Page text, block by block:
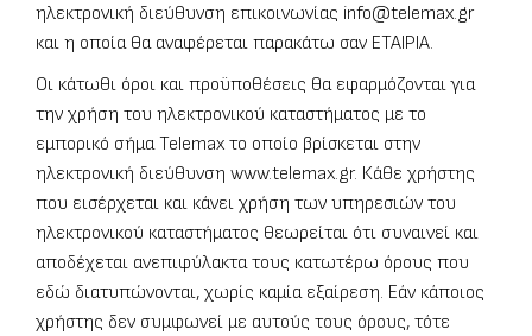
ηλεκτρονική διεύθυνση επικοινωνίας info@telemax.gr
και η οποία θα αναφέρεται παρακάτω σαν ΕΤΑΙΡΙΑ.
Οι κάτωθι όροι και προϋποθέσεις θα εφαρμόζονται για
την χρήση του ηλεκτρονικού καταστήματος με το
εμπορικό σήμα Telemax το οποίο βρίσκεται στην
ηλεκτρονική διεύθυνση www.telemax.gr. Κάθε χρήστης
που εισέρχεται και κάνει χρήση των υπηρεσιών του
ηλεκτρονικού καταστήματος θεωρείται ότι συναινεί και
αποδέχεται ανεπιφύλακτα τους κατωτέρω όρους που
εδώ διατυπώνονται, χωρίς καμία εξαίρεση. Εάν κάποιος
χρήστης δεν συμφωνεί με αυτούς τους όρους, τότε